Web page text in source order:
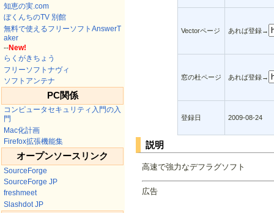
知恵の実.com
ぼくんちのTV 別館
無料で使えるフリーソフトAnswerT
aker
--New!
らくがきちょう
フリーソフトナヴィ
ソフトアンテナ
PC関係
コンピュータセキュリティ入門の入
門
Mac化計画
Firefox拡張機能集
オープンソースリンク
SourceForge
SourceForge JP
freshmeet
Slashdot JP
Vectorページ あれば登録→
窓の杜ページ あれば登録→
登録日 2009-08-24
説明
高速で強力なデフラグソフト
広告